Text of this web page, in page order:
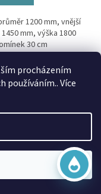
procházením
používáním.. Více
1200 mm, vnější
mm, výška 1800
30 cm
vodoměrná šachta
se spodní
pojízdná i pod